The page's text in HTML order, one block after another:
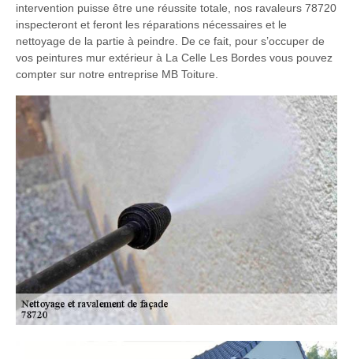
intervention puisse être une réussite totale, nos ravaleurs 78720
inspecteront et feront les réparations nécessaires et le
nettoyage de la partie à peindre. De ce fait, pour s’occuper de
vos peintures mur extérieur à La Celle Les Bordes vous pouvez
compter sur notre entreprise MB Toiture.